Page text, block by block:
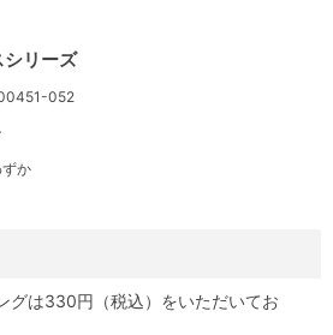
リーズ
052
か
グは330円（税込）をいただいてお